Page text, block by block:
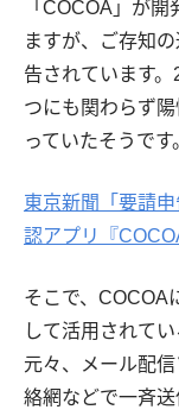
「COCOA」が
ますが、ご存知
告されています
つにも関わらず
っていたそうです
東京新聞「要請
認アプリ『
そこで、COCOA
して活用されてい
元々、メール配
絡網などで一斉